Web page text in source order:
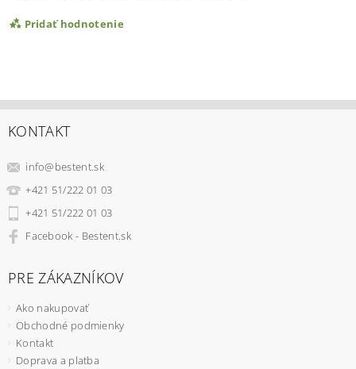
Pridať hodnotenie
KONTAKT
info@bestent.sk
+421 51/222 01 03
+421 51/222 01 03
Facebook - Bestent.sk
PRE ZÁKAZNÍKOV
Ako nakupovať
Obchodné podmienky
Kontakt
Doprava a platba